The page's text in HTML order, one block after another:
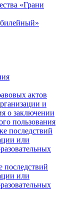
«Грани
актов
и
о заключении
пользования
последствий
или
последствий
или